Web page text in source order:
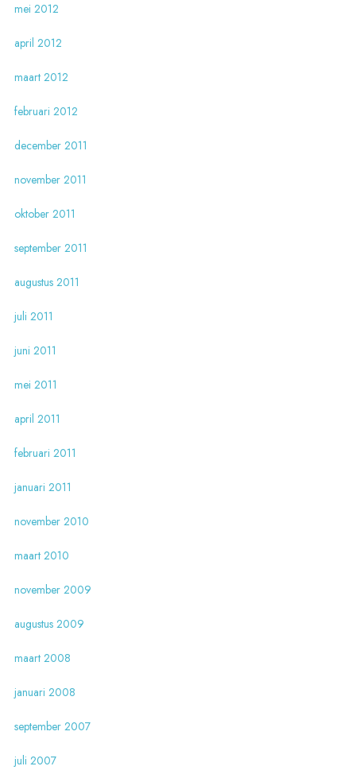
mei 2012
april 2012
maart 2012
februari 2012
december 2011
november 2011
oktober 2011
september 2011
augustus 2011
juli 2011
juni 2011
mei 2011
april 2011
februari 2011
januari 2011
november 2010
maart 2010
november 2009
augustus 2009
maart 2008
januari 2008
september 2007
juli 2007